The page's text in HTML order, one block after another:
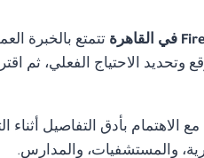
تتمتع بالخبرة
الاحتياج الفعلي، ثم
بأدق التفاصيل أثناء
والمستشفيات، والمدارس.